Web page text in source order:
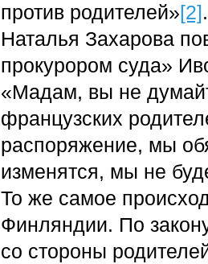
против родителей»[2]
Наталья Захарова
прокурором суда»
«Мадам, вы не
французских
распоряжение, мы
изменятся, мы не
То же самое
Финляндии. По
со стороны